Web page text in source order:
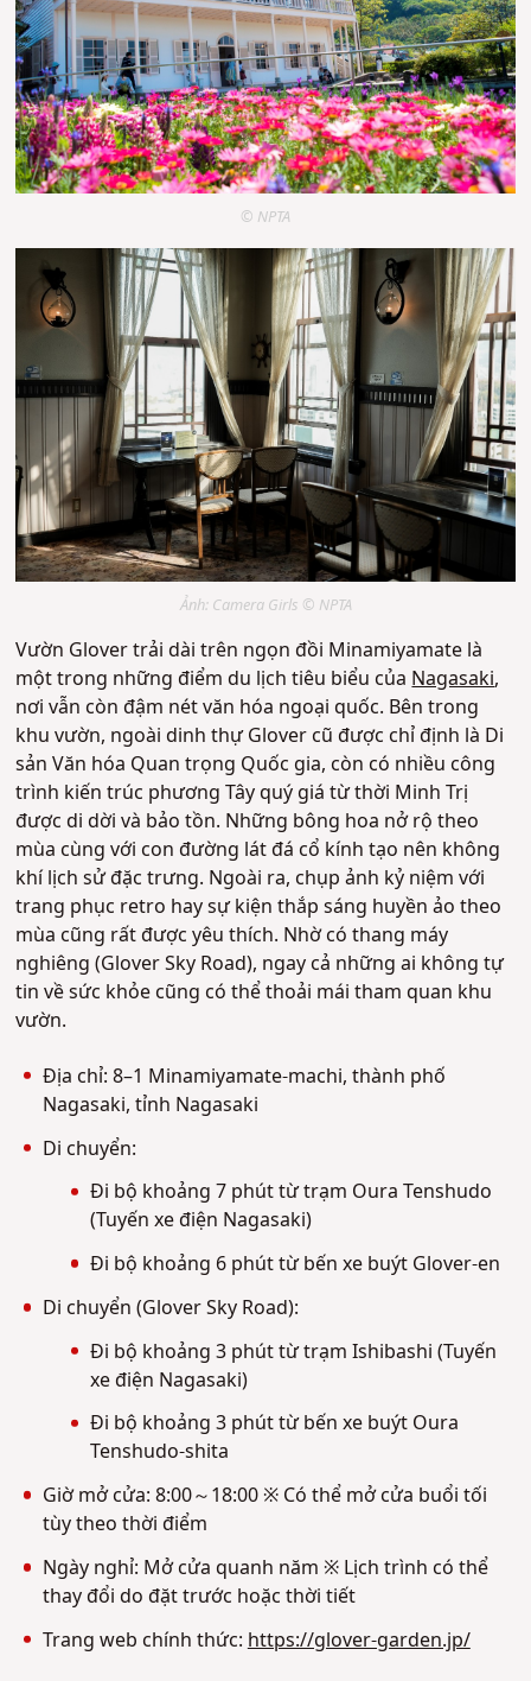
© NPTA
Ảnh: Camera Girls © NPTA
Vườn Glover trải dài trên ngọn đồi Minamiyamate là
một trong những điểm du lịch tiêu biểu củaNagasaki,
nơi vẫn còn đậm nét văn hóa ngoại quốc. Bên trong
khu vườn, ngoài dinh thự Glover cũ được chỉ định là Di
sản Văn hóa Quan trọng Quốc gia, còn có nhiều công
trình kiến trúc phương Tây quý giá từ thời Minh Trị
được di dời và bảo tồn. Những bông hoa nở rộ theo
mùa cùng với con đường lát đá cổ kính tạo nên không
khí lịch sử đặc trưng. Ngoài ra, chụp ảnh kỷ niệm với
trang phục retro hay sự kiện thắp sáng huyền ảo theo
mùa cũng rất được yêu thích. Nhờ có thang máy
nghiêng (Glover Sky Road), ngay cả những ai không tự
tin về sức khỏe cũng có thể thoải mái tham quan khu
vườn.
Địa chỉ: 8–1 Minamiyamate-machi, thành phố
Nagasaki, tỉnh Nagasaki
Di chuyển:
Đi bộ khoảng 7 phút từ trạm Oura Tenshudo
(Tuyến xe điện Nagasaki)
Đi bộ khoảng 6 phút từ bến xe buýt Glover-en
Di chuyển (Glover Sky Road):
Đi bộ khoảng 3 phút từ trạm Ishibashi (Tuyến
xe điện Nagasaki)
Đi bộ khoảng 3 phút từ bến xe buýt Oura
Tenshudo-shita
Giờ mở cửa: 8:00～18:00 ※ Có thể mở cửa buổi tối
tùy theo thời điểm
Ngày nghỉ: Mở cửa quanh năm ※ Lịch trình có thể
thay đổi do đặt trước hoặc thời tiết
Trang web chính thức: https://glover-garden.jp/